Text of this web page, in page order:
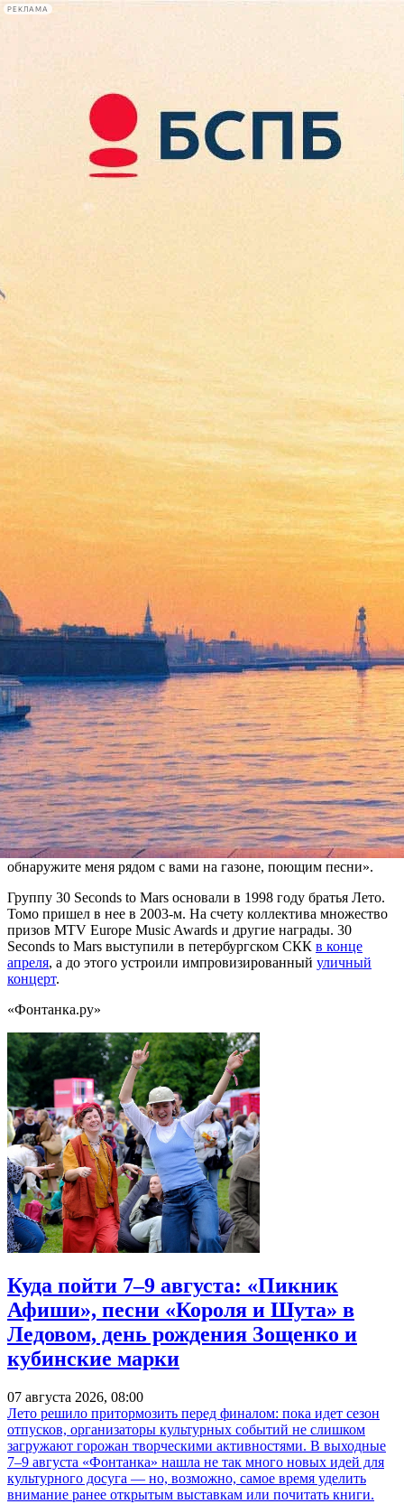
РЕКЛАМА
Сегодня:
2026.08.08
06:37
Афиша Plus
Из 30 Seconds to Mars ушел
гитарист
13 июня 2018,15:19 Версия для печати
Гитарист сверхпопулярной американской рок-группы 30
Seconds to Mars Томислав Милишевич объявил об уходе из
«Я правда не знаю, как объяснить, что привело меня к этой
мысли, но это лучшее, что я могу сделать для себя и для
группы», — написал он в письме, опубликованном в Twitter.
Томислав поблагодарил коллег по группе Джареда и Шеннона
Лето за счастье работать с ними, а также поклонников.
«Пожалуйста, не грустите и не сердитесь, так будет лучше для
всех, — попросил гитарист. — Не забывайте о главном: эта
группа сплотила нас всех, включая меня, и хотя я ухожу из
нее, духовно я остаюсь в семье, и, возможно, вы когда-нибудь
обнаружите меня рядом с вами на газоне, поющим песни».
Группу 30 Seconds to Mars основали в 1998 году братья Лето.
Томо пришел в нее в 2003-м. На счету коллектива множество
призов MTV Europe Music Awards и другие награды. 30
Seconds to Mars выступили в петербургском СКК в конце
апреля, а до этого устроили импровизированный уличный
концерт.
«Фонтанка.ру»
Куда пойти 7–9 августа: «Пикник
Афиши», песни «Короля и Шута» в
Ледовом, день рождения Зощенко и
кубинские марки
07 августа 2026, 08:00
Лето решило притормозить перед финалом: пока идет сезон
отпусков, организаторы культурных событий не слишком
загружают горожан творческими активностями. В выходные
7–9 августа «Фонтанка» нашла не так много новых идей для
культурного досуга — но, возможно, самое время уделить
внимание ранее открытым выставкам или почитать книги.